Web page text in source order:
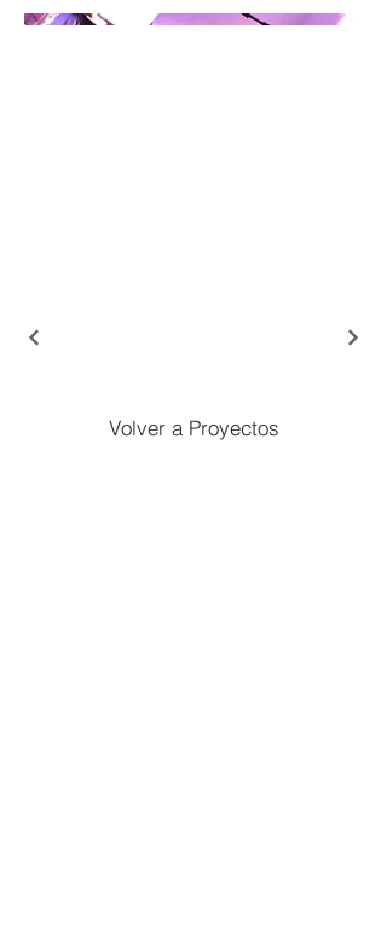
Volver a Proyectos